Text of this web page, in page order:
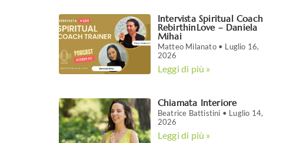
Intervista Spiritual Coach
RebirthinLove – Daniela
Mihai
Matteo Milanato
Luglio 16,
2026
Leggi di più »
Chiamata Interiore
Beatrice Battistini
Luglio 14,
2026
Leggi di più »